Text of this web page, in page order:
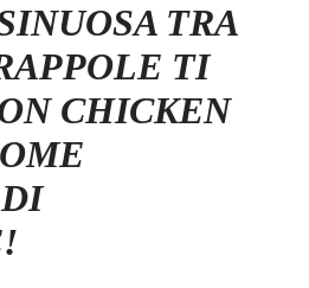
TRA
TI
CHICKEN